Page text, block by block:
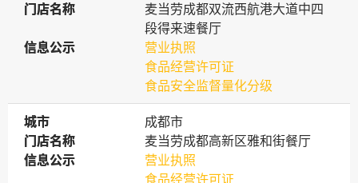
门店名称
门店名称
麦当劳成都双流西航港大道中四
段得来速餐厅
信息公示
信息公示
营业执照
食品经营许可证
食品安全监督量化分级
城市
城市
成都市
门店名称
门店名称
麦当劳成都高新区雅和街餐厅
信息公示
信息公示
营业执照
食品经营许可证